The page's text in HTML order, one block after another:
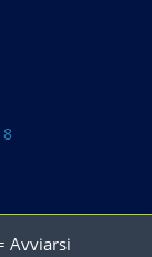
Avviarsi